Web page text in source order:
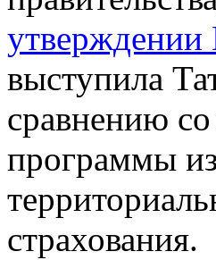
утверждении
выступила
сравнению
программы
страхования.